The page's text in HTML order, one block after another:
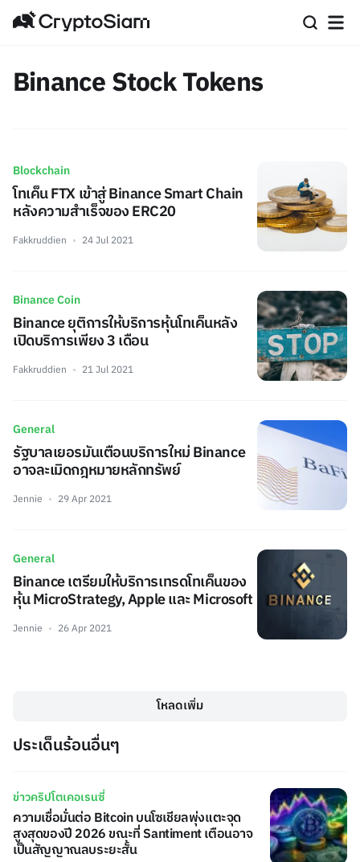
Binance Stock Tokens
Blockchain
โทเค็น FTX เข้าสู่ Binance Smart Chain
หลังความสำเร็จของ ERC20
Fakkruddien 24 Jul 2021
Binance Coin
Binance ยุติการให้บริการหุ้นโทเค็นหลัง
เปิดบริการเพียง 3 เดือน
Fakkruddien 21 Jul 2021
General
รัฐบาลเยอรมันเตือนบริการใหม่ Binance
อาจละเมิดกฎหมายหลักทรัพย์
Jennie 29 Apr 2021
General
Binance เตรียมให้บริการเทรดโทเค็นของ
หุ้น MicroStrategy, Apple และ Microsoft
Jennie 26 Apr 2021
โหลดเพิ่ม
ประเด็นร้อนอื่นๆ
ข่าวคริปโตเคอเรนซี่
ความเชื่อมั่นต่อ Bitcoin บนโซเชียลพุ่งแตะจุด
สูงสุดของปี 2026 ขณะที่ Santiment เตือนอาจ
เป็นสัญญาณลบระยะสั้น